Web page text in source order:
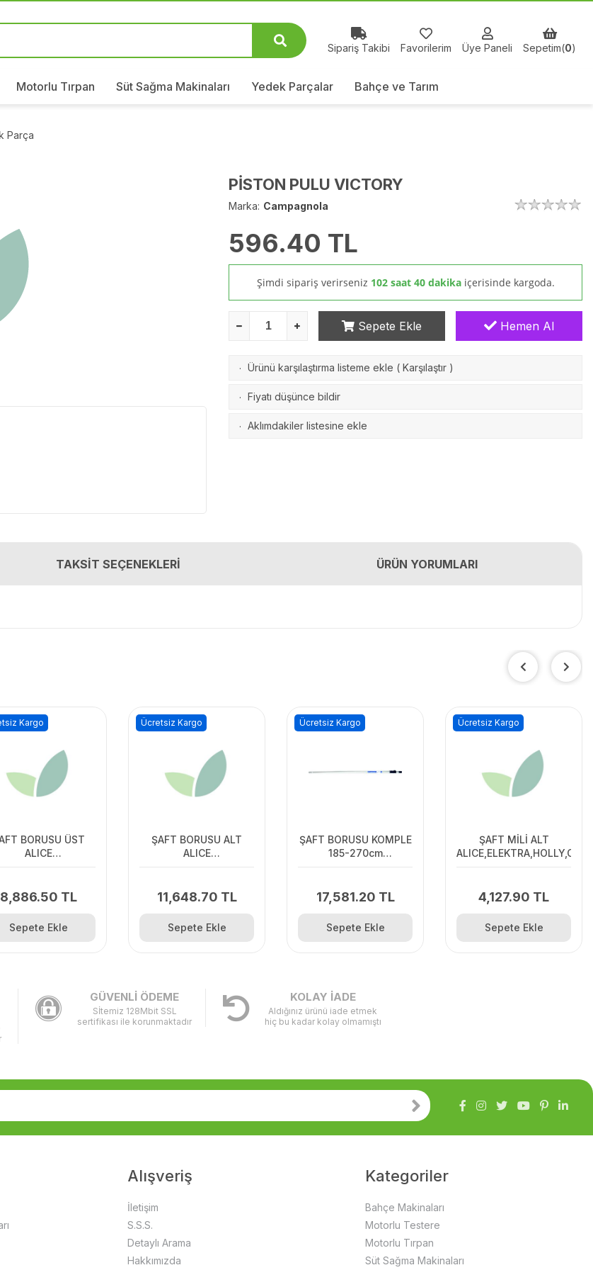
Sipariş Takibi Favorilerim Üye Paneli Sepetim(0)
Motorlu Tırpan Süt Sağma Makinaları Yedek Parçalar Bahçe ve Tarım
Parça
PİSTON PULU VICTORY
Marka: Campagnola
596.40 TL
Şimdi sipariş verirseniz 102 saat 40 dakika içerisinde kargoda.
Sepete Ekle Hemen Al
· Ürünü karşılaştırma listeme ekle ( Karşılaştır )
· Fiyatı düşünce bildir
· Aklımdakiler listesine ekle
TAKSİT SEÇENEKLERİ ÜRÜN YORUMLARI
BORUSU ÜST
ALICE
8,886.50 TL
Kargo
Sepete Ekle
ŞAFT BORUSU ALT
ALICE
11,648.70 TL
Ücretsiz Kargo
Sepete Ekle
ŞAFT BORUSU KOMPLE
185-270cm
17,581.20 TL
Ücretsiz Kargo
Sepete Ekle
ŞAFT MİLİ ALT
4,127.90 TL
Ücretsiz Kargo
Sepete Ekle
GÜVENLİ ÖDEME
Sİtemiz 128Mbit SSL
sertifikası ile korunmaktadır
KOLAY İADE
Aldığınız ürünü iade etmek
hiç bu kadar kolay olmamıştı
Alışveriş
İletişim
S.S.S.
Detaylı Arama
Hakkımızda
Kategoriler
Bahçe Makinaları
Motorlu Testere
Motorlu Tırpan
Süt Sağma Makinaları